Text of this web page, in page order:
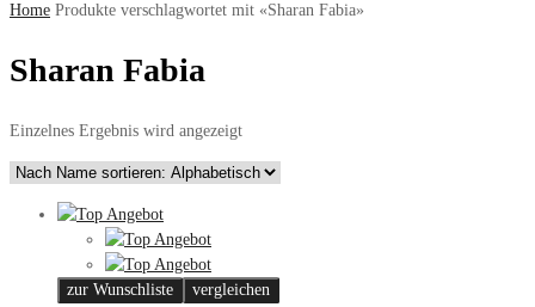
Home Produkte verschlagwortet mit «Sharan Fabia»
Sharan Fabia
Einzelnes Ergebnis wird angezeigt
zur Wunschliste
vergleichen